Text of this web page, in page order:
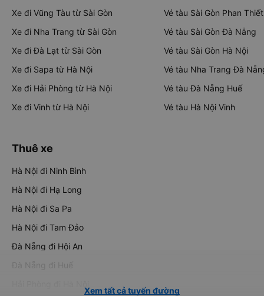
Xe đi Vũng Tàu từ Sài Gòn
Xe đi Nha Trang từ Sài Gòn
Xe đi Đà Lạt từ Sài Gòn
Xe đi Sapa từ Hà Nội
Xe đi Hải Phòng từ Hà Nội
Xe đi Vinh từ Hà Nội
Vé tàu Sài Gòn Phan Thiết
Vé tàu Sài Gòn Đà Nẵng
Vé tàu Sài Gòn Hà Nội
Vé tàu Nha Trang Đà
Vé tàu Đà Nẵng Huế
Vé tàu Hà Nội Vinh
Thuê xe
Hà Nội đi Ninh Bình
Hà Nội đi Hạ Long
Hà Nội đi Sa Pa
Hà Nội đi Tam Đảo
Đà Nẵng đi Hội An
Đà Nẵng đi Huế
Xem tất cả tuyến đường